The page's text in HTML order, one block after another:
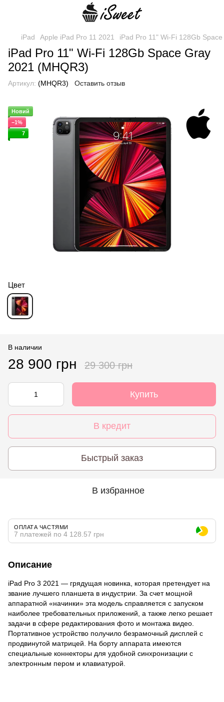
iPad Apple iPad Pro 11 2021 iPad Pro 11" Wi-Fi 128Gb
iPad Pro 11" Wi-Fi 128Gb Space Gray
2021 (MHQR3)
Артикул: (MHQR3) Оставить отзыв
Новий
−1%
7
Цвет
В наличии
28 900 грн 29 300 грн
Купить
В кредит
Быстрый заказ
В избранное
ОПЛАТА ЧАСТЯМИ
7 платежей по 4 128.57 грн
Описание
iPad Pro 3 2021 — грядущая новинка, которая претендует на
звание лучшего планшета в индустрии. За счет мощной
аппаратной «начинки» эта модель справляется с запуском
наиболее требовательных приложений, а также легко решает
задачи в сфере редактирования фото и монтажа видео.
Портативное устройство получило безрамочный дисплей с
продвинутой матрицей. На борту аппарата имеются
специальные коннекторы для удобной синхронизации с
электронным пером и клавиатурой.